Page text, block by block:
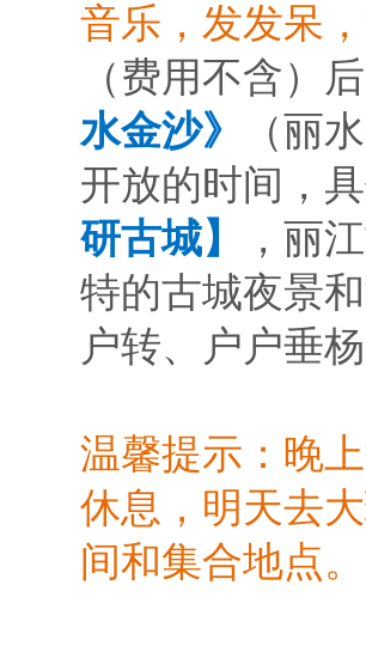
音乐，发发呆
（费用不含）
水金沙》
（丽
开放的时间，
研古城】
，丽
特的古城夜景
户转、户户垂
温馨提示：晚
休息，明天去
间和集合地点。